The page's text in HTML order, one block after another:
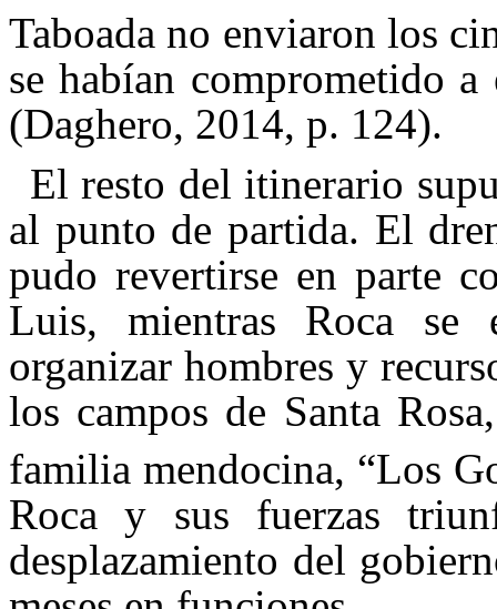
Taboada no enviaron los
se habían comprometido
(Daghero, 2014, p. 124).
El resto del itinerario
al punto de partida. El
pudo revertirse en parte
Luis, mientras Roca se
organizar hombres y
los campos de Santa
familia mendocina, “Los
Roca y sus fuerzas
desplazamiento del